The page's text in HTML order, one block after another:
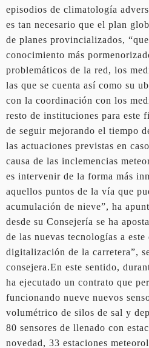
episodios de climatología
es tan necesario que el plan
de planes provincializados,
conocimiento más
problemáticos de la red, los
las que se cuenta así como su
con la coordinación con los
resto de instituciones para este
de seguir mejorando el tiempo
las actuaciones previstas en
causa de las inclemencias
es intervenir de la forma más
aquellos puntos de la vía que
acumulación de nieve”, ha
desde su Consejería se ha
de las nuevas tecnologías a
digitalización de la carretera”,
consejera.En este sentido,
ha ejecutado un contrato que
funcionando nueve nuevos
volumétrico de silos de sal y
80 sensores de llenado con
novedad, 33 estaciones